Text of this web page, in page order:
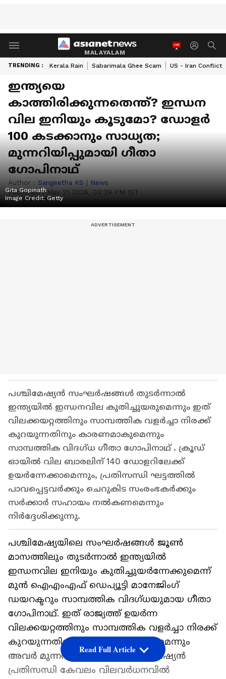
MALAYALAM
TRENDING : Kerala Rain Sabarimala Ghee Scam US - Iran Conflict
ഇന്ത്യയെ
കാത്തിരിക്കുന്നതെന്ത്? ഇന്ധന
വില ഇനിയും കൂടുമോ? ഡോളര്‍
100 കടക്കാനും സാധ്യത;
മുന്നറിയിപ്പുമായി ഗീതാ
ഗോപിനാഥ്
Author : Sangeetha KS | News
Published : May 21 2026, 03:39 PM IST
Gita Gopinath
Image Credit:Getty
പശ്ചിമേഷ്യൻ സംഘർഷങ്ങൾ തുടർന്നാൽ
ഇന്ത്യയിൽ ഇന്ധനവില കുതിച്ചുയരുമെന്നും ഇത്
വിലക്കയറ്റത്തിനും സാമ്പത്തിക വളർച്ചാ നിരക്ക്
കുറയുന്നതിനും കാരണമാകുമെന്നും
സാമ്പത്തിക വിദഗ്ധ ഗീതാ ഗോപിനാഥ് . ക്രൂഡ്
ഓയിൽ വില ബാരലിന് 140 ഡോളറിലേക്ക്
ഉയർന്നേക്കാമെന്നും, പ്രതിസന്ധി ഘട്ടത്തിൽ
പാവപ്പെട്ടവർക്കും ചെറുകിട സംരംഭകർക്കും
സർക്കാർ സഹായം നൽകണമെന്നും
നിർദ്ദേശിക്കുന്നു.
പശ്ചിമേഷ്യയിലെ സംഘര്‍ഷങ്ങള്‍ ജൂണ്‍
മാസത്തിലും തുടര്‍ന്നാല്‍ ഇന്ത്യയില്‍
ഇന്ധനവില ഇനിയും കുതിച്ചുയര്‍ന്നേക്കുമെന്ന്
മുന്‍ ഐഎംഎഫ് ഡെപ്യൂട്ടി മാനേജിംഗ്
ഡയറക്ടറും സാമ്പത്തിക വിദഗ്ധയുമായ ഗീതാ
ഗോപിനാഥ്. ഇത് രാജ്യത്ത് ഉയര്‍ന്ന
വിലക്കയറ്റത്തിനും സാമ്പത്തിക വളര്‍ച്ചാ നിരക്ക്
കുറയുന്നതിനും കാരണമായേക്കുമെന്നും
അവര്‍ മുന്നറിയിപ്പ് നല്‍കി. പശ്ചിമേഷ്യന്‍
പ്രതിസന്ധി കേവലം വിലവര്‍ധനവില്‍
Read Full Article